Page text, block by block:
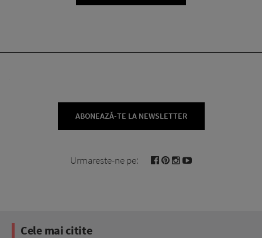
ABONEAZĂ-TE LA NEWSLETTER
Urmareste-ne pe:
Cele mai citite